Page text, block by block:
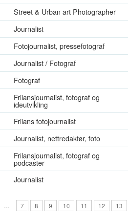
Street & Urban art Photographer
Journalist
Fotojournalist, pressefotograf
Journalist / Fotograf
Fotograf
Frilansjournalist, fotograf og
ideutvikling
Frilans fotojournalist
Journalist, nettredaktør, foto
Frilansjournalist, fotograf og
podcaster
Journalist
… 7 8 9 10 11 12 13